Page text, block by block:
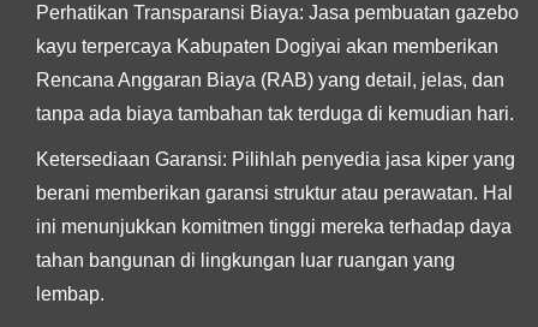
Perhatikan Transparansi Biaya: Jasa pembuatan gazebo
kayu terpercaya Kabupaten Dogiyai akan memberikan
Rencana Anggaran Biaya (RAB) yang detail, jelas, dan
tanpa ada biaya tambahan tak terduga di kemudian hari.
Ketersediaan Garansi: Pilihlah penyedia jasa kiper yang
berani memberikan garansi struktur atau perawatan. Hal
ini menunjukkan komitmen tinggi mereka terhadap daya
tahan bangunan di lingkungan luar ruangan yang
lembap.